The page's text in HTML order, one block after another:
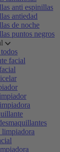
anti espinillas
antiedad
de noche
puntos negros
facial
limpiadora